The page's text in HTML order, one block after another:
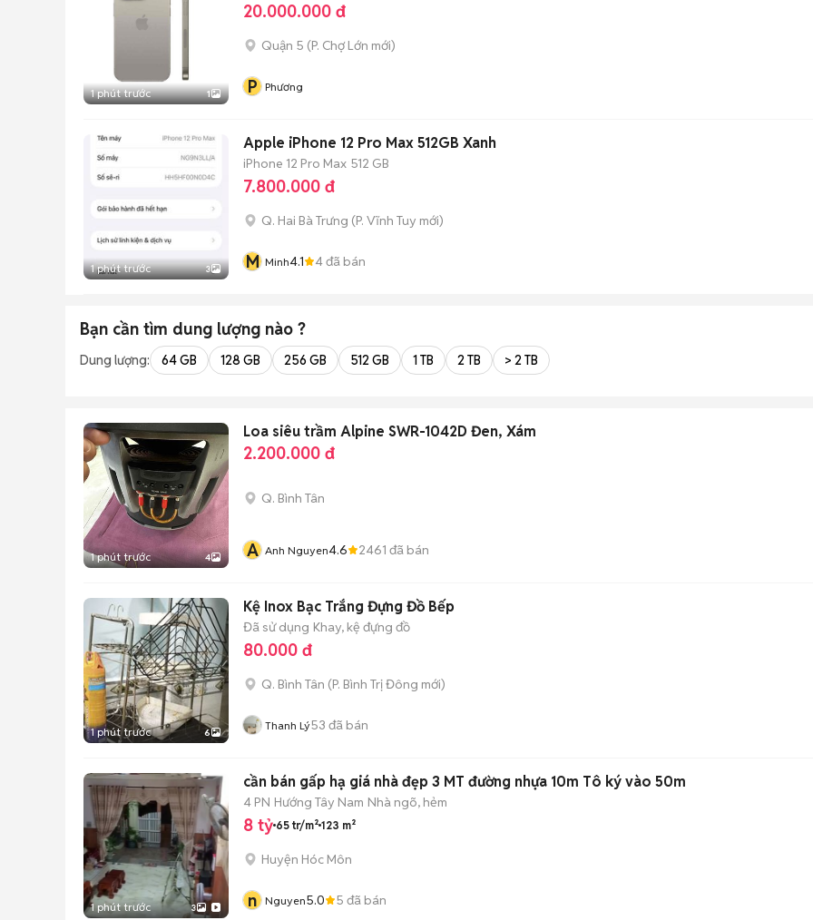
1 phút trước 1
20.000.000 đ
Quận 5 (P. Chợ Lớn mới)
P Phương
1 phút trước 3
Apple iPhone 12 Pro Max 512GB Xanh
iPhone 12 Pro Max 512 GB
7.800.000 đ
Q. Hai Bà Trưng (P. Vĩnh Tuy mới)
M Minh4.1 4đã bán
Bạn cần tìm dung lượng nào ?
Dung lượng: 64 GB 128 GB 256 GB 512 GB 1 TB 2 TB > 2 TB
1 phút trước 4
Loa siêu trầm Alpine SWR-1042D Đen, Xám
2.200.000 đ
Q. Bình Tân
A Anh Nguyen4.6 2461 đã bán
1 phút trước 6
Kệ Inox Bạc Trắng Đựng Đồ Bếp
Đã sử dụng Khay, kệ đựng đồ
80.000 đ
Q. Bình Tân (P. Bình Trị Đông mới)
Thanh Lý53 đã bán
1 phút trước 3
cần bán gấp hạ giá nhà đẹp 3 MT đường nhựa 10m Tô ký vào 50m
4 PN Hướng Tây Nam Nhà ngõ, hẻm
8 tỷ 65 tr/m² 123 m²
Huyện Hóc Môn
n Nguyen5.0 5 đã bán